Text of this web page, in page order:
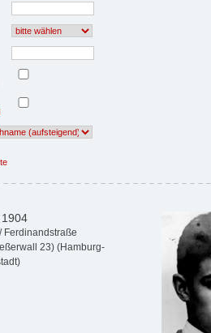
1904
Ferdinandstraße
23) (Hamburg-